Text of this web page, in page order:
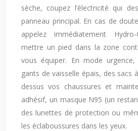
sèche, coupez l’électricité qui
panneau principal. En cas de
appelez immédiatement
mettre un pied dans la zone
vous équiper. En mode
gants de vaisselle épais, des sacs
dessus vos chaussures et
adhésif, un masque N95 (un
des lunettes de protection ou
les éclaboussures dans les yeux.